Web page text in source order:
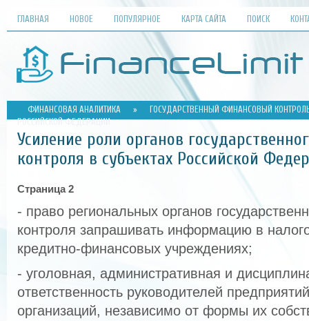
ГЛАВНАЯ НОВОЕ ПОПУЛЯРНОЕ КАРТА САЙТА ПОИСК
ФИНАНСОВАЯ АНАЛИТИКА »
ГОСУДАРСТВЕННЫЙ ФИНАНСОВЫЙ
РОССИЙСКОЙ ФЕДЕРАЦИИ
Усиление роли органов
контроля в субъектах Российской
Страница 2
- право региональных органов
контроля запрашивать информацию в
кредитно-финансовых учреждениях;
- уголовная, административная и
ответственность руководителей
организаций, независимо от формы их